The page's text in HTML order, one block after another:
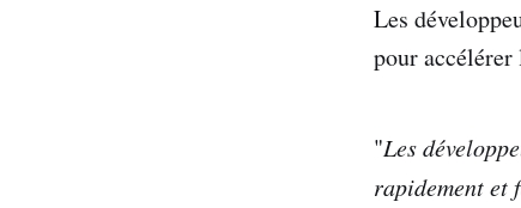
Les
pour accélérer
"Les
rapidement et